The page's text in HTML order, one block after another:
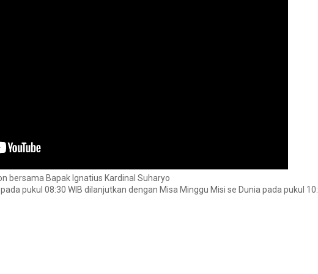
bersama Bapak Ignatius Kardinal Suharyo
pukul 08:30 WIB dilanjutkan dengan Misa Minggu Misi se Dunia pada pukul